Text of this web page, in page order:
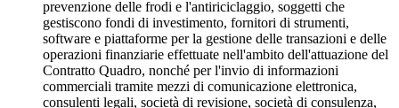
prevenzione delle frodi e l'antiriciclaggio, soggetti che
gestiscono fondi di investimento, fornitori di strumenti,
software e piattaforme per la gestione delle transazioni e delle
operazioni finanziarie effettuate nell'ambito dell'attuazione del
Contratto Quadro, nonché per l'invio di informazioni
commerciali tramite mezzi di comunicazione elettronica,
consulenti legali, società di revisione, società di consulenza,